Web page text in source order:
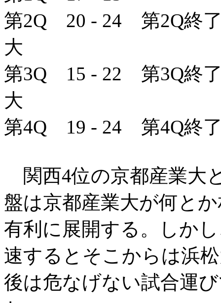
第2Q 20 - 24 第2Q終
大
第3Q 15 - 22 第3Q終
大
第4Q 19 - 24 第4Q終
関西4位の京都産業大
盤は京都産業大が何と
有利に展開する。しか
速するとそこからは浜
後は危なげない試合運